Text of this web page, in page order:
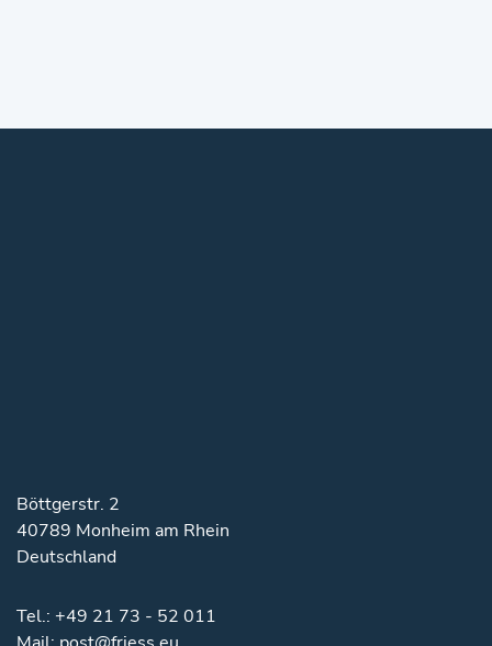
Böttgerstr. 2
40789 Monheim am Rhein
Deutschland
Tel.: +49 21 73 - 52 011